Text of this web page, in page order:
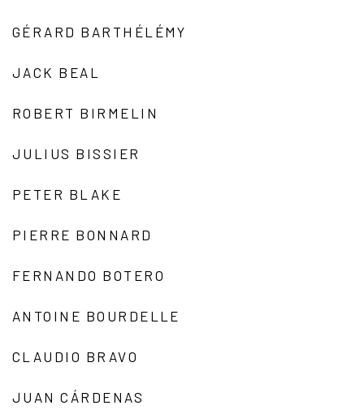
GÉRARD BARTHÉLÉMY
JACK BEAL
ROBERT BIRMELIN
JULIUS BISSIER
PETER BLAKE
PIERRE BONNARD
FERNANDO BOTERO
ANTOINE BOURDELLE
CLAUDIO BRAVO
JUAN CÁRDENAS